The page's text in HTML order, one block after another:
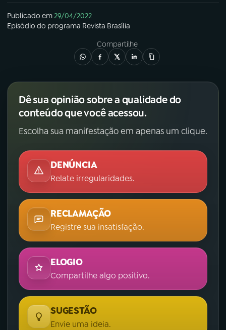
Publicado em29/04/2022
Episódio do programa Revista Brasília
Compartilhe
Dê sua opinião sobre a qualidade do
conteúdo que você acessou.
Escolha sua manifestação em apenas um clique.
DENÚNCIA
Relate irregularidades.
RECLAMAÇÃO
Registre sua insatisfação.
ELOGIO
Compartilhe algo positivo.
SUGESTÃO
Envie uma ideia.